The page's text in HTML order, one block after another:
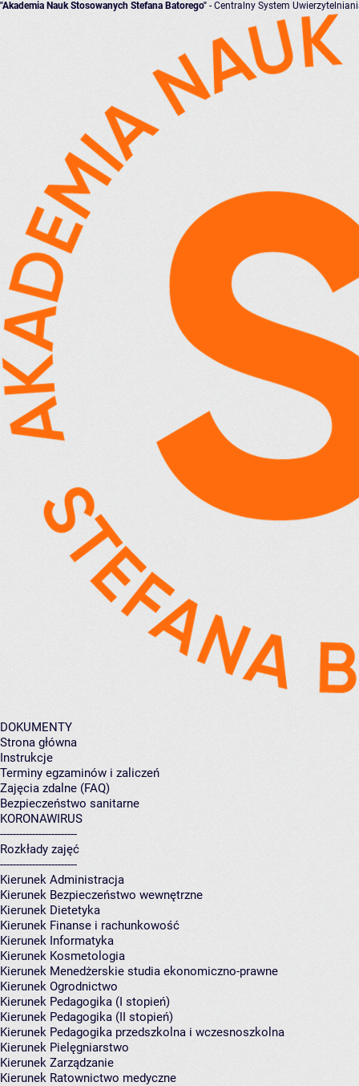
"Akademia Nauk Stosowanych Stefana Batorego" - Centralny System
DOKUMENTY
Strona główna
Instrukcje
Terminy egzaminów i zaliczeń
Zajęcia zdalne (FAQ)
Bezpieczeństwo sanitarne
KORONAWIRUS
------------------------
Rozkłady zajęć
------------------------
Kierunek Administracja
Kierunek Bezpieczeństwo wewnętrzne
Kierunek Dietetyka
Kierunek Finanse i rachunkowość
Kierunek Informatyka
Kierunek Kosmetologia
Kierunek Menedżerskie studia ekonomiczno-prawne
Kierunek Ogrodnictwo
Kierunek Pedagogika (I stopień)
Kierunek Pedagogika (II stopień)
Kierunek Pedagogika przedszkolna i wczesnoszkolna
Kierunek Pielęgniarstwo
Kierunek Zarządzanie
Kierunek Ratownictwo medyczne